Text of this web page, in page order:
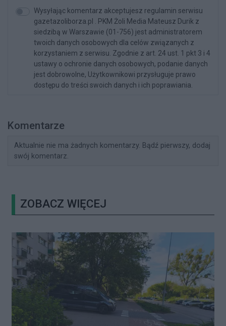
Wysyłając komentarz akceptujesz regulamin serwisu
gazetazoliborza.pl . PKM Żoli Media Mateusz Durik z
siedzibą w Warszawie (01-756) jest administratorem
twoich danych osobowych dla celów związanych z
korzystaniem z serwisu. Zgodnie z art. 24 ust. 1 pkt 3 i 4
ustawy o ochronie danych osobowych, podanie danych
jest dobrowolne, Użytkownikowi przysługuje prawo
dostępu do treści swoich danych i ich poprawiania.
Komentarze
Aktualnie nie ma żadnych komentarzy. Bądź pierwszy, dodaj
swój komentarz.
ZOBACZ WIĘCEJ